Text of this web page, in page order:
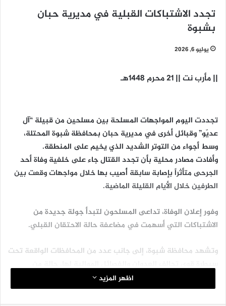
تجدد الاشتباكات القبلية في مديرية حبان
بشبوة
يوليو 6, 2026
|| مأرب نت || 21 محرم 1448هـ
تجددت اليوم المواجهات المسلحة بين مسلحين من قبيلة “آل
عديّو” وقبائل أخرى في مديرية حبان بمحافظة شبوة المحتلة،
وسط أجواء من التوتر الشديد الذي يخيم على المنطقة.
وأفادت مصادر محلية بأن تجدد القتال جاء على خلفية وفاة أحد
الجرحى متأثراً بإصابة سابقة أُصيب بها خلال مواجهات وقعت بين
الطرفين خلال الأيام القليلة الماضية.
وفور إعلان الوفاة، تداعى المسلحون لتبدأ جولة جديدة من
الاشتباكات التي أسهمت في مضاعفة حالة الاحتقان القبلي.
وتشهد محافظة شبوة، إلى جانب عدد من المحافظات الواقعة تحت
الانفلات الأمني المتواصل، وتصاعداً ملحوظاً في قضايا الثارات
القبلية في ظل غياب تام للأمن.
اظهر المزيد